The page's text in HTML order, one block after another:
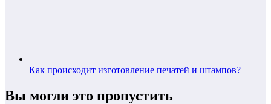
Как происходит изготовление печатей и штампов?
Вы могли это пропустить